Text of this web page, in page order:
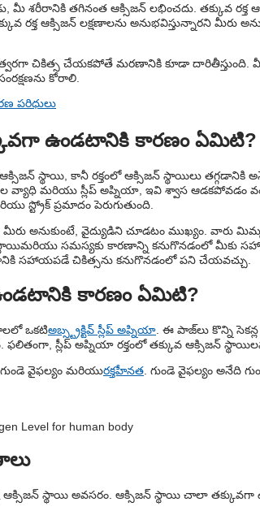
మీ శరీరానికి తగినంత ఆక్సిజన్ లభించదు. తక్కువ
ఆక్సిజన్ లక్షణాలను అనుభవిస్తున్నారని మీరు
చికిత్స చేయకపోతే మరణానికి కూడా
కోరాలి.
పరిధులు
ఉండటానికి కారణం ఏమిటి?
స్థాయి , కానీ రక్తంలో ఆక్సిజన్ స్థాయిలు
వ్యాధి మరియు స్లీప్ అప్నియా, ఇవి శ్వాస ఆడకపోవడం
స్ట్రోక్ ప్రమాదం పెరుగుతుంది.
మీరు అనుకుంటే, వైద్యుడిని చూడటం ముఖ్యం. వారు
మరియు సమస్యకు కారణాన్ని కనుగొనడంలో మీకు
సహాయపడే చికిత్సను కనుగొనడంలో పని చేయవచ్చు.
కారణం ఏమిటి?
ఒకటిఅబ్స్ట్రక్టివ్ స్లీప్ అప్నియా . ఈ పాజ్‌లు కొన్ని
స్లీప్ అప్నియా రక్తంలో తక్కువ ఆక్సిజన్ స్థాయిలను
వైఫల్యం మరియురక్తహీనత . గుండె వైఫల్యం అనేది
ఆక్సిజన్ స్థాయి అవసరం. ఆక్సిజన్ స్థాయి చాలా